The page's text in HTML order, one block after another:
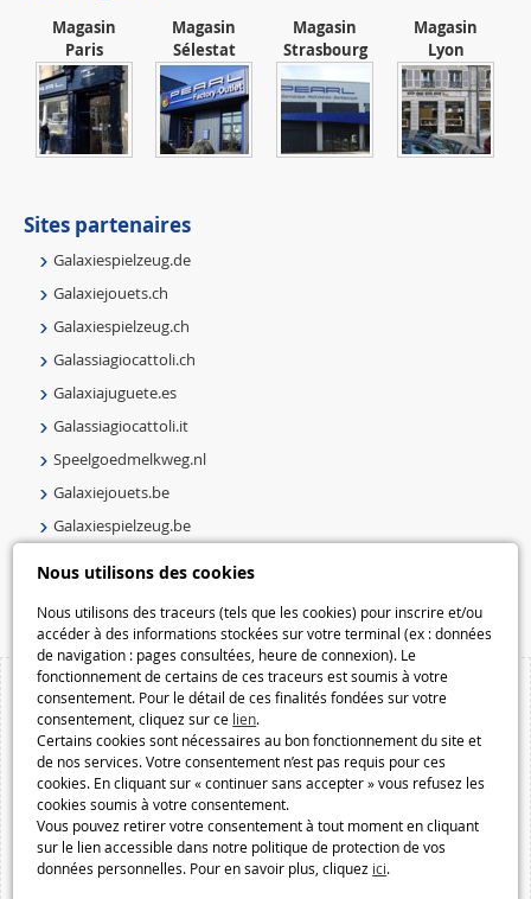
Nous utilisons des cookies
Nous utilisons des traceurs (tels que les cookies) pour inscrire et/ou
accéder à des informations stockées sur votre terminal (ex : données
de navigation : pages consultées, heure de connexion). Le
fonctionnement de certains de ces traceurs est soumis à votre
consentement. Pour le détail de ces finalités fondées sur votre
consentement, cliquez sur ce lien.
Certains cookies sont nécessaires au bon fonctionnement du site et
de nos services. Votre consentement n’est pas requis pour ces
cookies. En cliquant sur « continuer sans accepter » vous refusez les
cookies soumis à votre consentement.
Vous pouvez retirer votre consentement à tout moment en cliquant
sur le lien accessible dans notre politique de protection de vos
données personnelles. Pour en savoir plus, cliquez ici.
Magasin
Paris
Magasin
Sélestat
Magasin
Strasbourg
Magasin
Lyon
Sites partenaires
Galaxiespielzeug.de
Galaxiejouets.ch
Galaxiespielzeug.ch
Galassiagiocattoli.ch
Galaxiajuguete.es
Galassiagiocattoli.it
Speelgoedmelkweg.nl
Galaxiejouets.be
Galaxiespielzeug.be